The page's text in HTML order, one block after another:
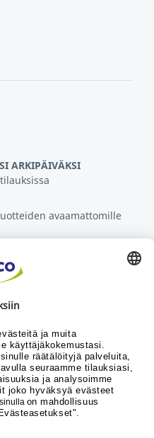
ARKIPÄIVÄKSI
avaamattomille
2026